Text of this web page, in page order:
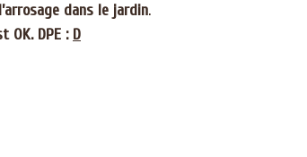
dans le jardin.
DPE : D